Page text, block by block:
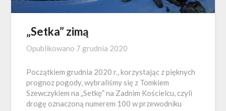
„Setka” zimą
Opublikowano 7 grudnia 2020
Początkiem grudnia 2020 r., korzystając z pięknych
prognoz pogody, wybraliśmy się z Tomkiem
Szewczykiem na „Setkę” na Zadnim Kościelcu, czyli
drogę oznaczoną numerem 100 w przewodniku